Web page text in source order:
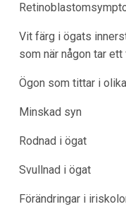
Vit färg i ögats
som när någon tar
Ögon som tittar i
Minskad syn
Rodnad i ögat
Svullnad i ögat
Förändringar i